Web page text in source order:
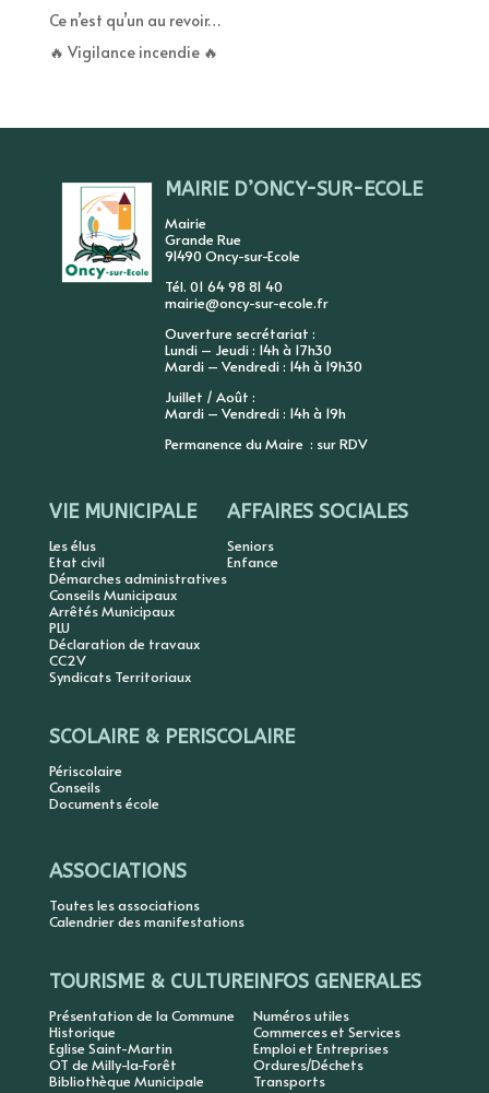
Ce n’est qu’un au revoir…
🔥 Vigilance incendie 🔥
MAIRIE D’ONCY-SUR-ECOLE
Mairie
Grande Rue
91490 Oncy-sur-Ecole
Tél. 01 64 98 81 40
mairie@oncy-sur-ecole.fr
Ouverture secrétariat :
Lundi – Jeudi : 14h à 17h30
Mardi – Vendredi : 14h à 19h30
Juillet / Août :
Mardi – Vendredi : 14h à 19h
Permanence du Maire : sur RDV
VIE MUNICIPALE
Les élus
Etat civil
Démarches administratives
Conseils Municipaux
Arrêtés Municipaux
PLU
Déclaration de travaux
CC2V
Syndicats Territoriaux
AFFAIRES SOCIALES
Seniors
Enfance
SCOLAIRE & PERISCOLAIRE
Périscolaire
Conseils
Documents école
ASSOCIATIONS
Toutes les associations
Calendrier des manifestations
TOURISME & CULTURE
Présentation de la Commune
Historique
Eglise Saint-Martin
OT de Milly-la-Forêt
Bibliothèque Municipale
INFOS GENERALES
Numéros utiles
Commerces et Services
Emploi et Entreprises
Ordures/Déchets
Transports